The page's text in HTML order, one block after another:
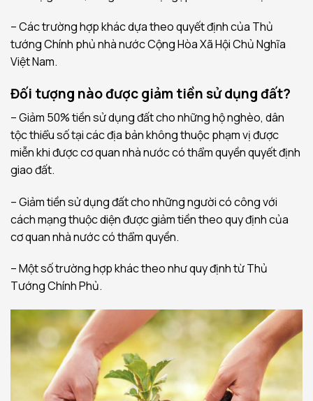
– Các trường hợp khác dựa theo quyết định của Thủ
tướng Chính phủ nhà nước Cộng Hòa Xã Hội Chủ Nghĩa
Việt Nam.
Đối tượng nào được giảm tiền sử dụng đất?
– Giảm 50% tiền sử dụng đất cho những hộ nghèo, dân
tộc thiểu số tại các địa bản không thuộc phạm vị được
miễn khi được cơ quan nhà nước có thẩm quyền quyết định
giao đất.
– Giảm tiền sử dụng đất cho những người có công với
cách mạng thuộc diện được giảm tiền theo quy định của
cơ quan nhà nước có thẩm quyền.
– Một số trường hợp khác theo như quy định từ Thủ
Tướng Chính Phủ.